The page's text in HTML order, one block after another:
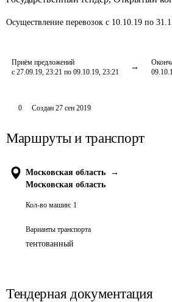
Осуществление перевозок с 10.10.19 по
Приём предложений
с 27.09.19, 23:21 по 09.10.19, 23:21
0 Создан 27 сен 2019
Маршруты и транспорт
Московская область
→
Московская область
Кол-во машин: 1
Варианты транспорта
тентованный
Тендерная документация